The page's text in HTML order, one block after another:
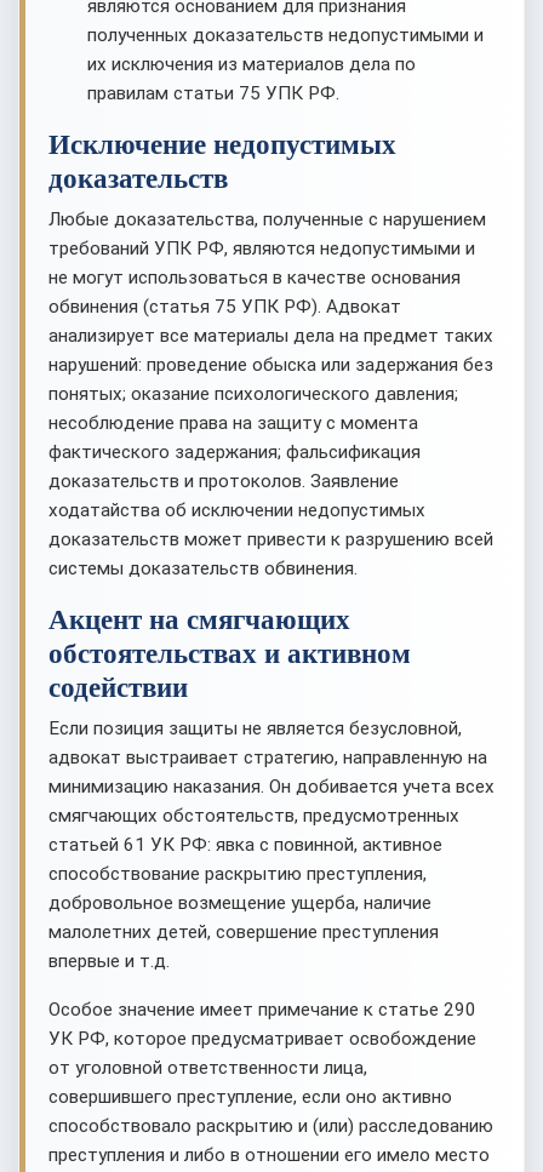
являются основанием для признания
полученных доказательств недопустимыми и
их исключения из материалов дела по
правилам статьи 75 УПК РФ.
Исключение недопустимых
доказательств
Любые доказательства, полученные с нарушением
требований УПК РФ, являются недопустимыми и
не могут использоваться в качестве основания
обвинения (статья 75 УПК РФ). Адвокат
анализирует все материалы дела на предмет таких
нарушений: проведение обыска или задержания без
понятых; оказание психологического давления;
несоблюдение права на защиту с момента
фактического задержания; фальсификация
доказательств и протоколов. Заявление
ходатайства об исключении недопустимых
доказательств может привести к разрушению всей
системы доказательств обвинения.
Акцент на смягчающих
обстоятельствах и активном
содействии
Если позиция защиты не является безусловной,
адвокат выстраивает стратегию, направленную на
минимизацию наказания. Он добивается учета всех
смягчающих обстоятельств, предусмотренных
статьей 61 УК РФ: явка с повинной, активное
способствование раскрытию преступления,
добровольное возмещение ущерба, наличие
малолетних детей, совершение преступления
впервые и т.д.
Особое значение имеет примечание к статье 290
УК РФ, которое предусматривает освобождение
от уголовной ответственности лица,
совершившего преступление, если оно активно
способствовало раскрытию и (или) расследованию
преступления и либо в отношении его имело место